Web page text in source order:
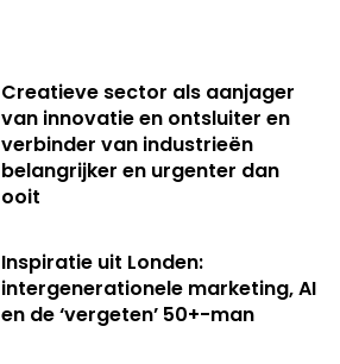
Creatieve sector als aanjager
van innovatie en ontsluiter en
verbinder van industrieën
belangrijker en urgenter dan
ooit
Inspiratie uit Londen:
intergenerationele marketing, AI
en de ‘vergeten’ 50+-man